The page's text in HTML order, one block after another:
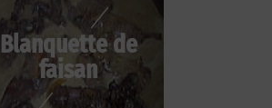
Blanquette de
faisan